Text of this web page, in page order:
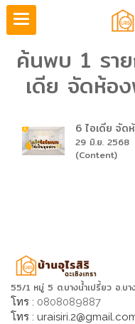
ค้นพบ 1 ราย
เดีย จัดห้อ
6 ไอเดีย จัด
29 มิ.ย. 2568
(Content)
55/1 หมู่ 5 ต.บางน้ำเปรี้ยว อ.บา
โทร : 0808089887
โทร :